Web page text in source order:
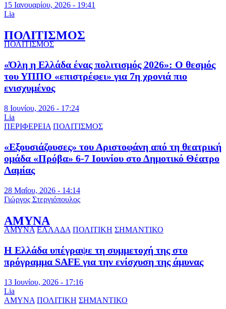
15 Ιανουαρίου, 2026 - 19:41
Lia
ΠΟΛΙΤΙΣΜΟΣ
ΠΟΛΙΤΙΣΜΟΣ
«Όλη η Ελλάδα ένας πολιτισμός 2026»: Ο θεσμός
του ΥΠΠΟ «επιστρέφει» για 7η χρονιά πιο
ενισχυμένος
8 Ιουνίου, 2026 - 17:24
Lia
ΠΕΡΙΦΕΡΕΙΑ ΠΟΛΙΤΙΣΜΟΣ
«Εξουσιάζουσες» του Αριστοφάνη από τη θεατρική
ομάδα «Πρόβα» 6-7 Ιουνίου στο Δημοτικό Θέατρο
Λαμίας
28 Μαΐου, 2026 - 14:14
Γιώργος Στεργιόπουλος
ΑΜΥΝΑ
ΑΜΥΝΑ ΕΛΛΑΔΑ ΠΟΛΙΤΙΚΗ ΣΗΜΑΝΤΙΚΟ
Η Ελλάδα υπέγραψε τη συμμετοχή της στο
πρόγραμμα SAFE για την ενίσχυση της άμυνας
13 Ιουνίου, 2026 - 17:16
Lia
ΑΜΥΝΑ ΠΟΛΙΤΙΚΗ ΣΗΜΑΝΤΙΚΟ